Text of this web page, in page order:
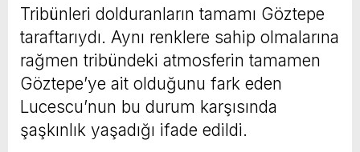
Tribünleri dolduranların tamamı Göztepe
taraftarıydı. Aynı renklere sahip olmalarına
rağmen tribündeki atmosferin tamamen
Göztepe’ye ait olduğunu fark eden
Lucescu’nun bu durum karşısında
şaşkınlık yaşadığı ifade edildi.